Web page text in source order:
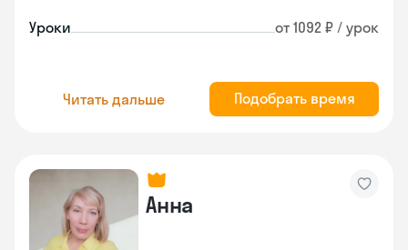
Уроки от 1092 ₽ / урок
Читать дальше Подобрать время
Анна